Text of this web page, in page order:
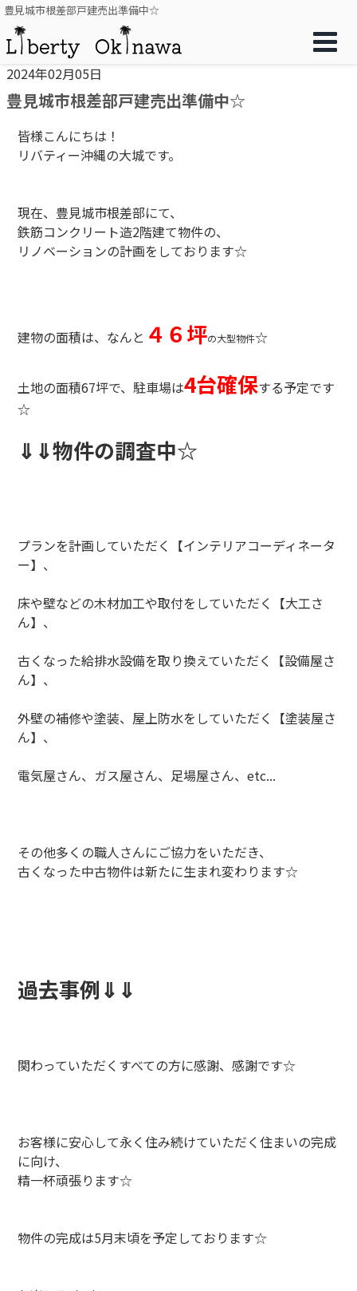
豊見城市根差部戸建売出準備中☆
2024年02月05日
豊見城市根差部戸建売出準備中☆
皆様こんにちは！
リバティー沖縄の大城です。
現在、豊見城市根差部にて、
鉄筋コンクリート造2階建て物件の、
リノベーションの計画をしております☆
建物の面積は、なんと ４６坪の大型物件☆
土地の面積67坪で、駐車場は4台確保する予定です
☆
⇓⇓物件の調査中☆
プランを計画していただく【インテリアコーディネータ
ー】、
床や壁などの木材加工や取付をしていただく【大工さ
ん】、
古くなった給排水設備を取り換えていただく【設備屋さ
ん】、
外壁の補修や塗装、屋上防水をしていただく【塗装屋さ
ん】、
電気屋さん、ガス屋さん、足場屋さん、etc...
その他多くの職人さんにご協力をいただき、
古くなった中古物件は新たに生まれ変わります☆
過去事例⇓⇓
関わっていただくすべての方に感謝、感謝です☆
お客様に安心して永く住み続けていただく住まいの完成
に向け、
精一杯頑張ります☆
物件の完成は5月末頃を予定しております☆